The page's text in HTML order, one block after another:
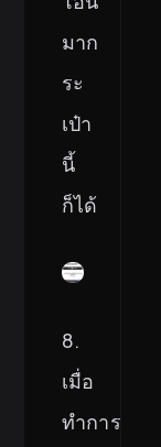
มาก
ระ
เป๋า
นี้
ก็ได้
8.
เมื่อ
ทำการ